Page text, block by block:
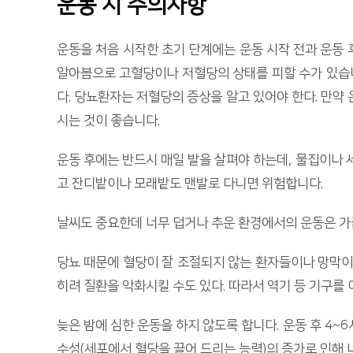
운동 시 주의사항
운동을 처음 시작한 초기 단계에는 운동 시작 전과 운
알아봄으로 고혈당이나 저혈당의 상태를 피할 수가 있
다. 당뇨환자는 저혈당의 증상을 알고 있어야 한다. 만
시는 것이 좋습니다.
운동 후에는 반드시 매일 발을 살펴야 하는데, 물집이나
고 잔디밭이나 모래밭도 맨발로 다니면 위험합니다.
날씨도 중요한데 너무 덥거나 추운 환경에서의 운동은
당뇨 때문에 혈당이 잘 조절되지 않는 환자들이나 망막
히려 질환을 악화시킬 수도 있다. 따라서 역기 등 기구
늦은 밤에 심한 운동을 하지 않도록 합니다. 운동 후
수성(세포에서 혈당을 끌어 드리는 능력)의 증가로 인해